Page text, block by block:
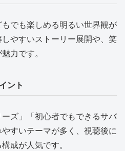
でも楽しめる明るい世界観が
やすいストーリー展開や、笑
力です。
ント
ーズ」「初心者でもできるサバ
すいテーマが多く、視聴後に
成が人気です。